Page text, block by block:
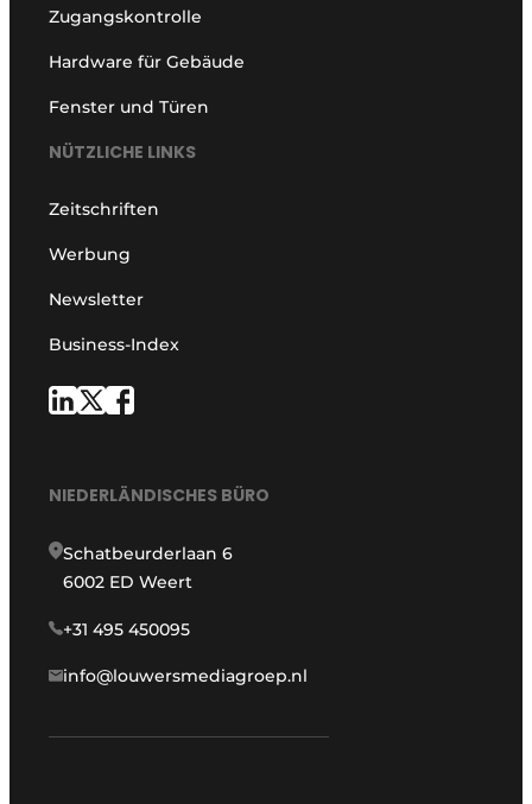
Zugangskontrolle
Hardware für Gebäude
Fenster und Türen
NÜTZLICHE LINKS
Zeitschriften
Werbung
Newsletter
Business-Index
NIEDERLÄNDISCHES BÜRO
Schatbeurderlaan 6
6002 ED Weert
+31 495 450095
info@louwersmediagroep.nl